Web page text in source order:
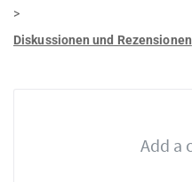
>
Diskussionen und Rezensionen